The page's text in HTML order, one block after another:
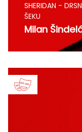
SHERIDAN -
ŠEKU
Milan